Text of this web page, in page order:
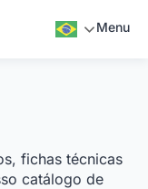
Menu
fichas técnicas
catálogo de